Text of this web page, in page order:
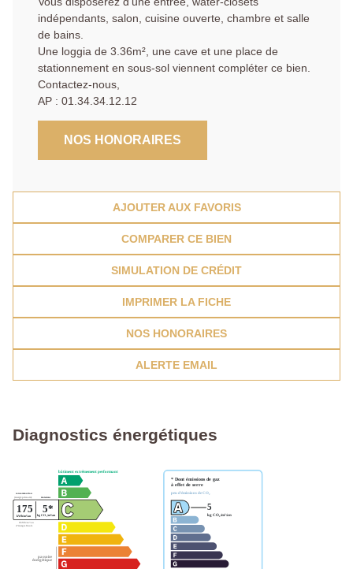
indépendants, salon, cuisine ouverte, chambre et salle
de bains.
Une loggia de 3.36m², une cave et une place de
stationnement en sous-sol viennent compléter ce bien.
Contactez-nous,
AP : 01.34.34.12.12
NOS HONORAIRES
AJOUTER AUX FAVORIS
COMPARER CE BIEN
SIMULATION DE CRÉDIT
IMPRIMER LA FICHE
NOS HONORAIRES
ALERTE EMAIL
Diagnostics énergétiques